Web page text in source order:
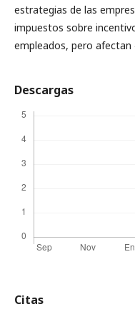
estrategias de las
impuestos sobre
empleados, pero afectan
Descargas
Citas